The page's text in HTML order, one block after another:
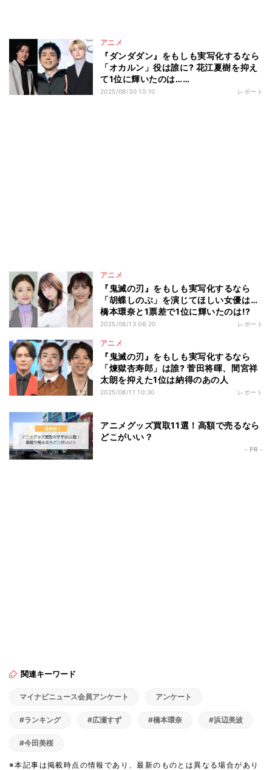
アニメ
『ダンダダン』をもしも実写化するなら
「オカルン」役は誰に? 花江夏樹を抑え
て1位に輝いたのは……
2025/08/30 10:10 レポート
アニメ
『鬼滅の刃』をもしも実写化するなら
「胡蝶しのぶ」を演じてほしい女優は…
橋本環奈と1票差で1位に輝いたのは!?
2025/08/13 06:20 レポート
アニメ
『鬼滅の刃』をもしも実写化するなら
「煉獄杏寿郎」は誰? 菅田将暉、間宮祥
太朗を抑えた1位は納得のあの人
2025/08/11 10:30 レポート
アニメグッズ買取11選！高額で売るなら
どこがいい？
- PR -
関連キーワード
マイナビニュース会員アンケート アンケート
#ランキング #広瀬すず #橋本環奈 #浜辺美波
#今田美桜
※本記事は掲載時点の情報であり、最新のものとは異なる場合があり